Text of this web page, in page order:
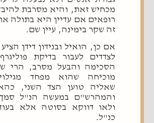
מכחיש זאת, והיא מסרבת
רופאים אם עדיין היא בתולה
זה שקר בימינה, עיין שם.
אם כן, הואיל ובנידון דידן
לצדדים לעבור בדיקת
הסכימה והבעל מסרב, הרי
מוכיחה שהוא מפחד
שאליה טוען הצד השני,
והמהרש"ם במעשה הנ"ל
ולאו דווקא בסוטה אלא
כנ"ל.